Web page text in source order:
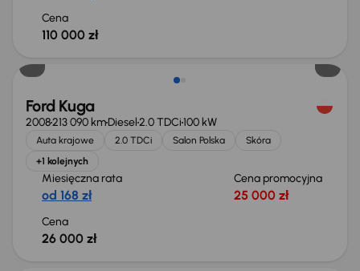
Cena
110 000 zł
Ford Kuga
2008213 090 kmDiesel2.0 TDCi100 kW
Auta krajowe 2.0 TDCi Salon Polska
Skóra
+1 kolejnych
Miesięczna rata
od 168 zł
Cena promocyjna
25 000 zł
Cena
26 000 zł
Świeżo skupione